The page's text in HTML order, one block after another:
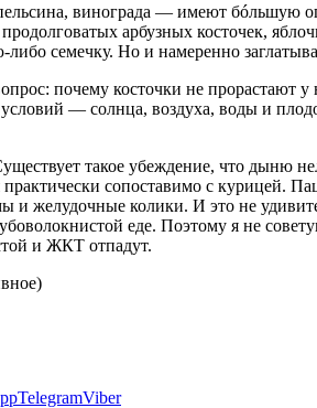
винограда — имеют бóльшую
арбузных косточек,
семечку. Но и намеренно
почему косточки не прорастают
— солнца, воздуха, воды и
такое убеждение, что дыню
сопоставимо с курицей.
и желудочные колики. И это не
еде. Поэтому я не
и ЖКТ отпадут.
TelegramViber